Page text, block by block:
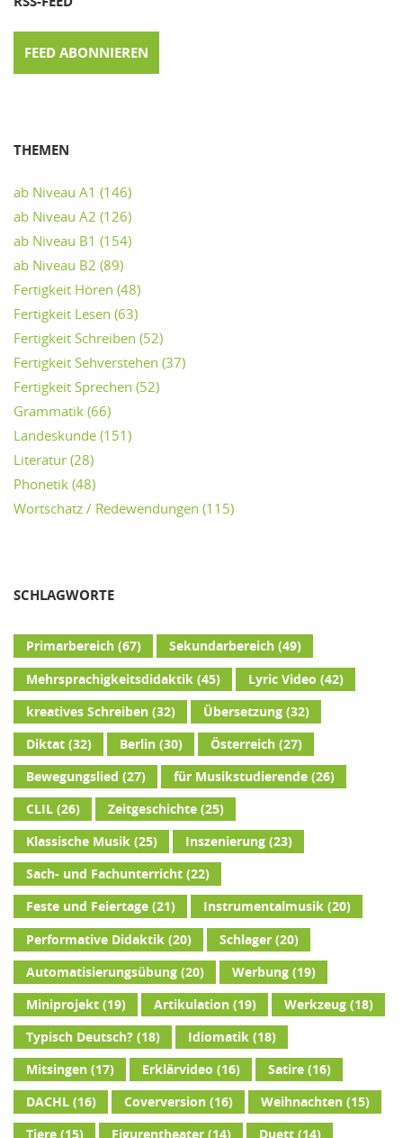
FEED ABONNIEREN
THEMEN
ab Niveau A1 (146)
ab Niveau A2 (126)
ab Niveau B1 (154)
ab Niveau B2 (89)
Fertigkeit Hören (48)
Fertigkeit Lesen (63)
Fertigkeit Schreiben (52)
Fertigkeit Sehverstehen (37)
Fertigkeit Sprechen (52)
Grammatik (66)
Landeskunde (151)
Literatur (28)
Phonetik (48)
Wortschatz / Redewendungen (115)
SCHLAGWORTE
Primarbereich(67) Sekundarbereich(49)
Mehrsprachigkeitsdidaktik(45) Lyric Video (42)
kreatives Schreiben(32) Übersetzung(32)
Diktat(32) Berlin(30) Österreich(27)
Bewegungslied (27) für Musikstudierende(26)
CLIL(26) Zeitgeschichte(25)
Klassische Musik(25) Inszenierung(23)
Sach- und Fachunterricht(22)
Feste und Feiertage(21) Instrumentalmusik(20)
Performative Didaktik(20) Schlager(20)
Automatisierungsübung(20) Werbung(19)
Miniprojekt(19) Artikulation(19) Werkzeug(18)
Typisch Deutsch?(18) Idiomatik(18)
Mitsingen(17) Erklärvideo (16) Satire(16)
DACHL(16) Coverversion(16) Weihnachten(15)
Tiere(15) Figurentheater(14) Duett(14)